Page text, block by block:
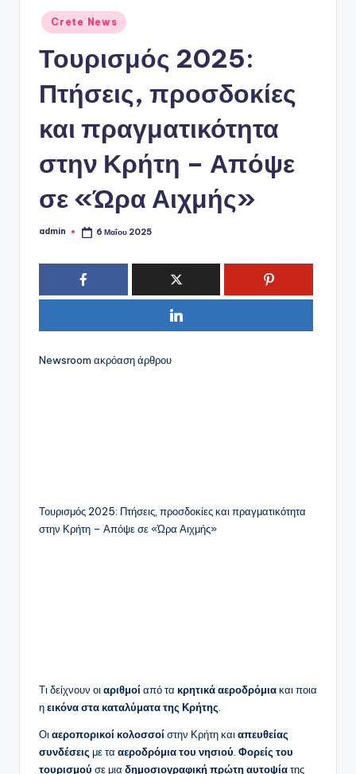
Αναρτήθηκε
σε
Crete News
Τουρισμός 2025:
Πτήσεις, προσδοκίες
και πραγματικότητα
στην Κρήτη – Απόψε
σε «Ώρα Αιχμής»
Συγγραφέας:
admin 6 Μαΐου 2025
Newsroom ακρόαση άρθρου
Τουρισμός 2025: Πτήσεις, προσδοκίες και πραγματικότητα
στην Κρήτη – Απόψε σε «Ώρα Αιχμής»
Τι δείχνουν οι αριθμοίαπό τα κρητικά αεροδρόμιακαι ποια
ηεικόνα στα καταλύματα της Κρήτης
Οι αεροπορικοί κολοσσοίστην Κρήτη και απευθείας
συνδέσεις με τα αεροδρόμια του νησιού Φορείς του
τουρισμού σε μια δημοσιογραφική πρώτη αυτοψίατης